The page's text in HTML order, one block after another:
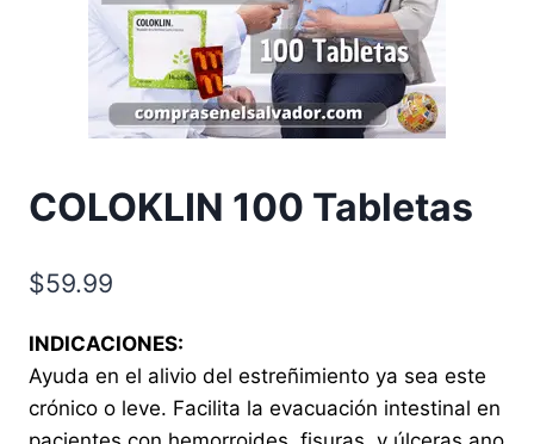
COLOKLIN 100 Tabletas
$59.99
INDICACIONES:
Ayuda en el alivio del estreñimiento ya sea este
crónico o leve. Facilita la evacuación intestinal en